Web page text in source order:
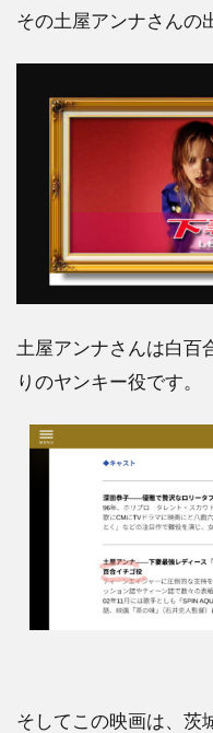
その土屋アンナさんの
土屋アンナさんは白百
りのヤンキー役です。
そしてこの映画は、茨